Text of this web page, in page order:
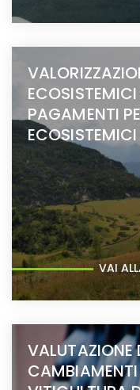
PAGAMENTI
VAI
VALUTAZIONE